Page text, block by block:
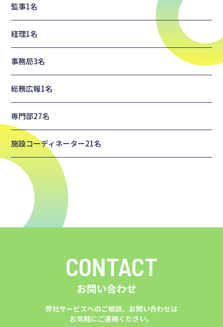
監事1名
経理1名
事務局3名
総務広報1名
専門部27名
施設コーディネーター21名
CONTACT
お問い合わせ
弊社サービスへのご相談、お問い合わせは
お気軽にご連絡ください。